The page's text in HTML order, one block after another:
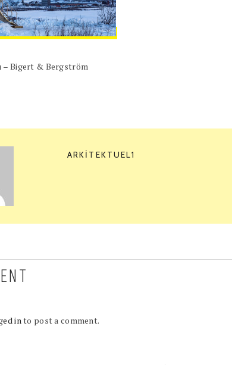
– Bigert & Bergström
ARKITEKTUEL1
into post a comment.